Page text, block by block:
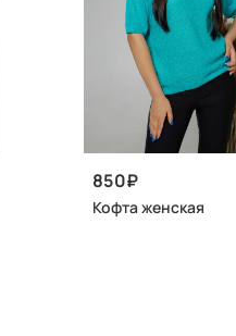
850
Кофта женская